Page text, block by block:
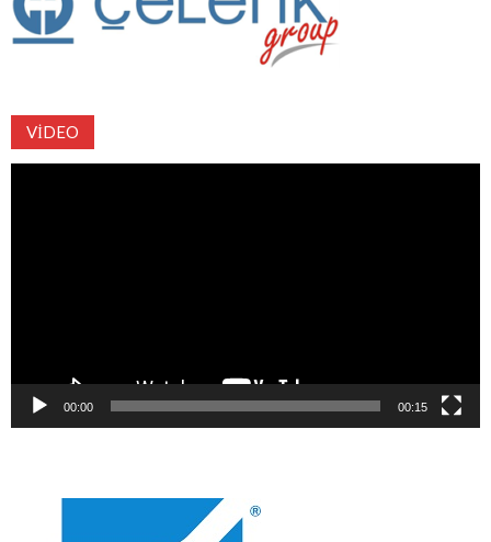
VIDEO
00:00 00:15